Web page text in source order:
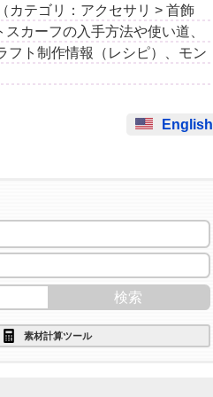
カテゴリ：アクセサリ > 首飾
カーフの入手方法や使い道、
フト制作情報（レシピ）、モン
English
素材計算ツール